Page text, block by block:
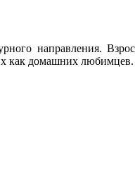
направления.
как домашних любимцев.